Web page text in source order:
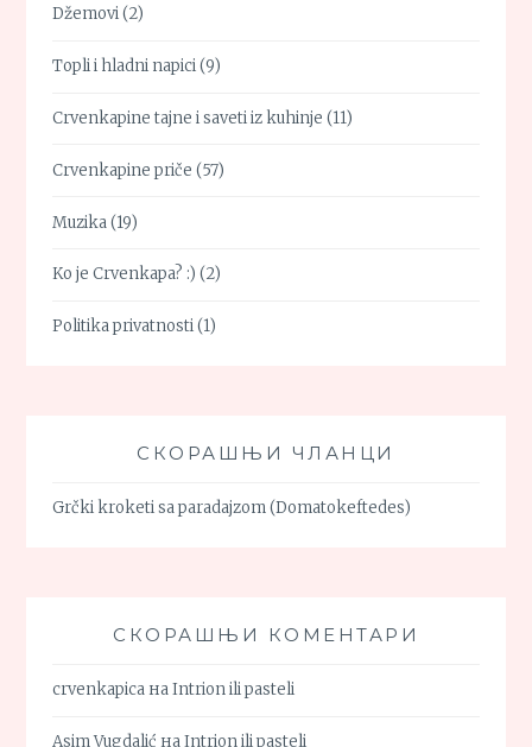
Džemovi(2)
Topli i hladni napici(9)
Crvenkapine tajne i saveti iz kuhinje (11)
Crvenkapine priče (57)
Muzika(19)
Ko je Crvenkapa? :) (2)
Politika privatnosti(1)
СКОРАШЊИ ЧЛАНЦИ
Grčki kroketi sa paradajzom (Domatokeftedes)
СКОРАШЊИ КОМЕНТАРИ
crvenkapica наIntrion ili pasteli
Asim Vugdalić наIntrion ili pasteli